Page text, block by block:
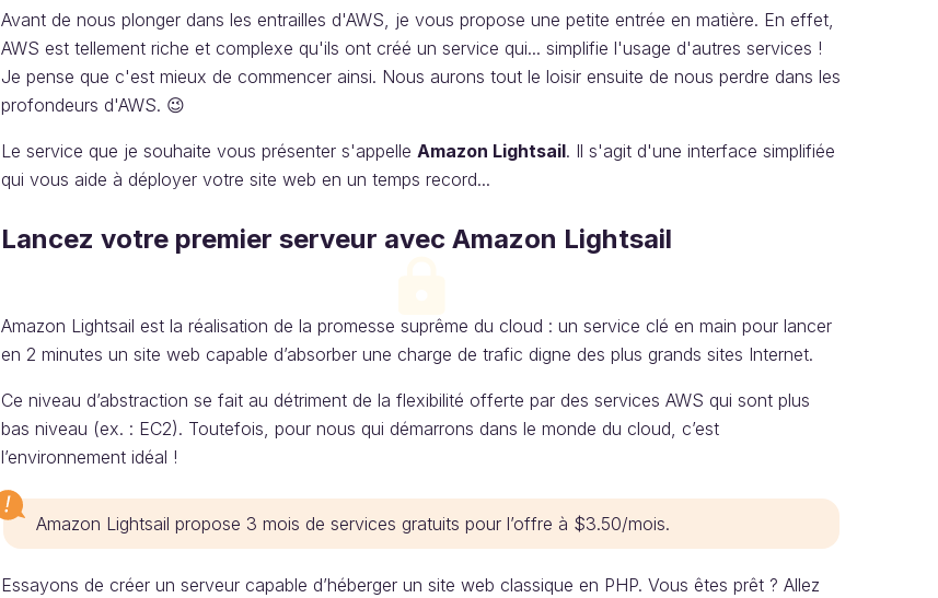
Avant de nous plonger dans les entrailles d'AWS, je vous propose une petite entrée en matière. En effet,
AWS est tellement riche et complexe qu'ils ont créé un service qui... simplifie l'usage d'autres services !
Je pense que c'est mieux de commencer ainsi. Nous aurons tout le loisir ensuite de nous perdre dans les
profondeurs d'AWS. 😉
Le service que je souhaite vous présenter s'appelle Amazon Lightsail. Il s'agit d'une interface simplifiée
qui vous aide à déployer votre site web en un temps record...
Lancez votre premier serveur avec Amazon Lightsail
Amazon Lightsail est la réalisation de la promesse suprême du cloud : un service clé en main pour lancer
en 2 minutes un site web capable d’absorber une charge de trafic digne des plus grands sites Internet.
Ce niveau d’abstraction se fait au détriment de la flexibilité offerte par des services AWS qui sont plus
bas niveau (ex. : EC2). Toutefois, pour nous qui démarrons dans le monde du cloud, c’est
l’environnement idéal !
Amazon Lightsail propose 3 mois de services gratuits pour l’offre à $3.50/mois.
Essayons de créer un serveur capable d’héberger un site web classique en PHP. Vous êtes prêt ? Allez